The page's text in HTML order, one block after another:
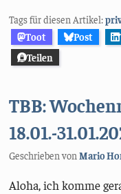
Tags für diesen Artikel:
Toot
Post
Teilen
TBB:
18.01.-
Geschrieben vonMario
Aloha, ich komme